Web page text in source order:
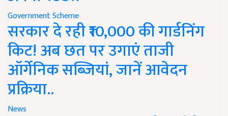
Government Scheme
सरकार दे रही ₹10,000 की गार्डनिंग
किट! अब छत पर उगाएं ताजी
ऑर्गेनिक सब्जियां, जानें आवेदन
प्रक्रिया..
News